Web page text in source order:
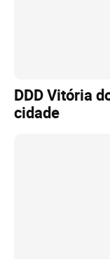
DDD Vitória
cidade